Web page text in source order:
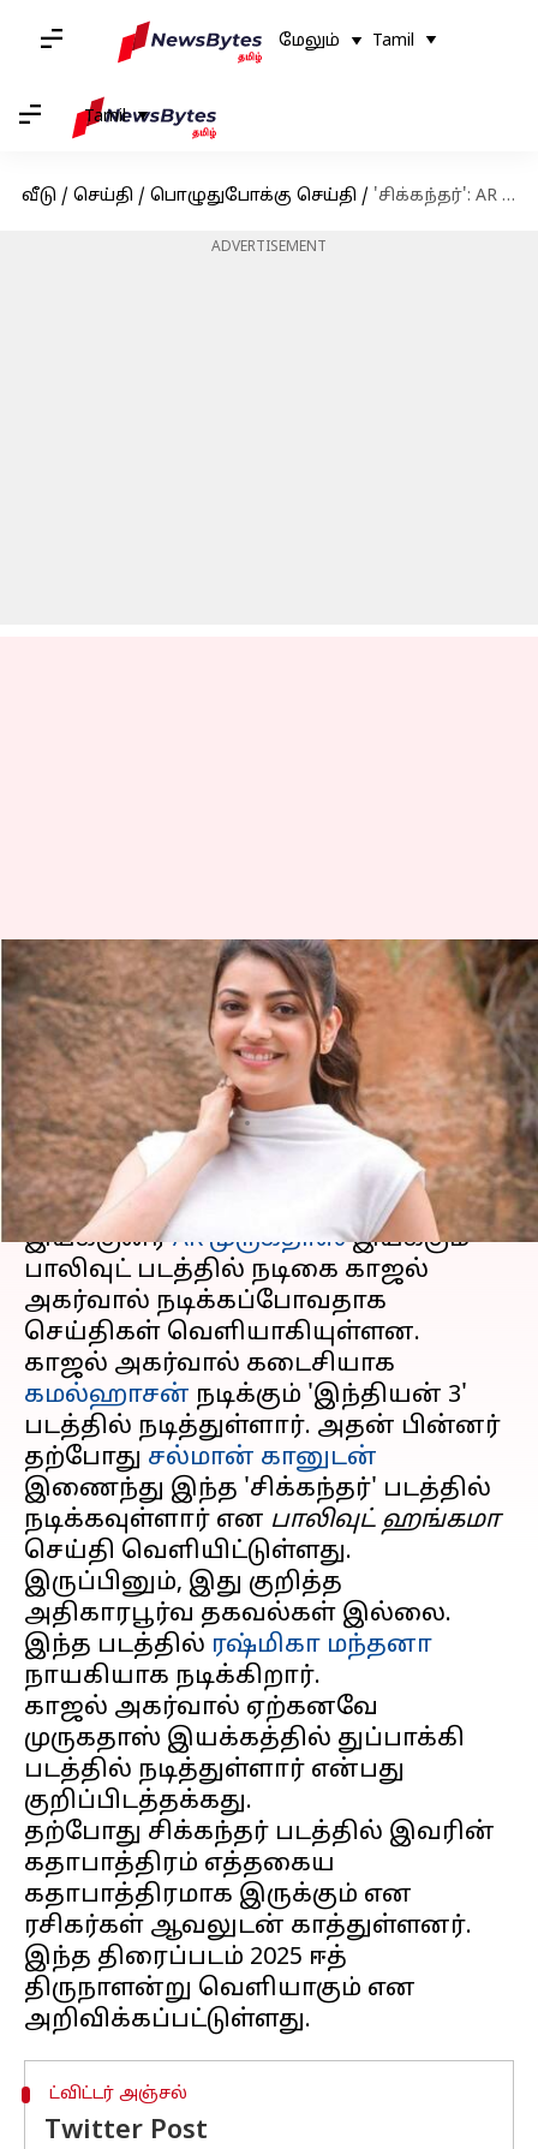
மேலும் Tamil
Tamil
வீடு / செய்தி / பொழுதுபோக்கு செய்தி / 'சிக்கந்தர்': AR முருகதாஸ்- சல்மான்கான் படத்தில் காஜல் அகர்வால் இணைகிறார்
ADVERTISEMENT
'சிக்கந்தர்': AR முருகதாஸ்-
சல்மான்கான் படத்தில்
காஜல் அகர்வால்
இணைகிறார்
எழுதியவர் Venkatalakshmi V Sep 10, 2024 03:08 pm
செய்தி முன்னோட்டம்
இயக்குனர்AR முருகதாஸ்இயக்கும்
பாலிவுட் படத்தில் நடிகை காஜல்
அகர்வால் நடிக்கப்போவதாக
செய்திகள் வெளியாகியுள்ளன.
காஜல் அகர்வால் கடைசியாக
கமல்ஹாசன் நடிக்கும் 'இந்தியன் 3'
படத்தில் நடித்துள்ளார். அதன் பின்னர்
தற்போது சல்மான் கானுடன்
இணைந்து இந்த 'சிக்கந்தர்' படத்தில்
நடிக்கவுள்ளார் என பாலிவுட் ஹங்கமா
செய்தி வெளியிட்டுள்ளது.
இருப்பினும், இது குறித்த
அதிகாரபூர்வ தகவல்கள் இல்லை.
இந்த படத்தில் ரஷ்மிகா மந்தனா
நாயகியாக நடிக்கிறார்.
காஜல் அகர்வால் ஏற்கனவே
முருகதாஸ் இயக்கத்தில் துப்பாக்கி
படத்தில் நடித்துள்ளார் என்பது
குறிப்பிடத்தக்கது.
தற்போது சிக்கந்தர் படத்தில் இவரின்
கதாபாத்திரம் எத்தகைய
கதாபாத்திரமாக இருக்கும் என
ரசிகர்கள் ஆவலுடன் காத்துள்ளனர்.
இந்த திரைப்படம் 2025 ஈத்
திருநாளன்று வெளியாகும் என
ட்விட்டர் அஞ்சல்
Twitter Post